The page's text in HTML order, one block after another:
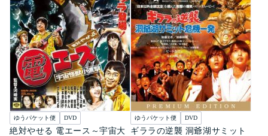
ゆうパケット便 DVD
絶対やせる 電エース～宇宙大
ゆうパケット便 DVD
ギララの逆襲 洞爺湖サミット